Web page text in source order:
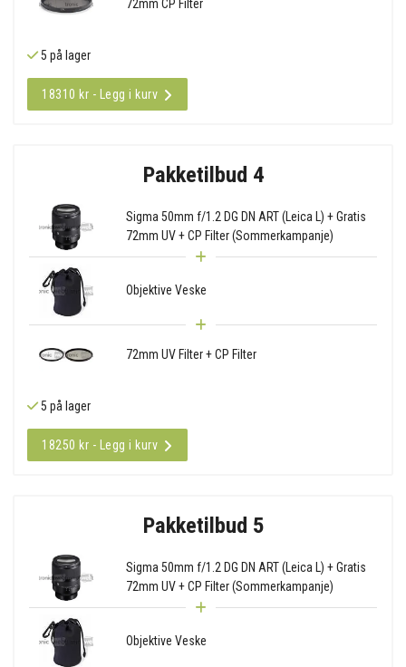
72mm CP Filter
5 på lager
18310 kr - Legg i kurv
Pakketilbud 4
Sigma 50mm f/1.2 DG DN ART (Leica L) + Gratis
72mm UV + CP Filter (Sommerkampanje)
Objektive Veske
72mm UV Filter + CP Filter
5 på lager
18250 kr - Legg i kurv
Pakketilbud 5
Sigma 50mm f/1.2 DG DN ART (Leica L) + Gratis
72mm UV + CP Filter (Sommerkampanje)
Objektive Veske